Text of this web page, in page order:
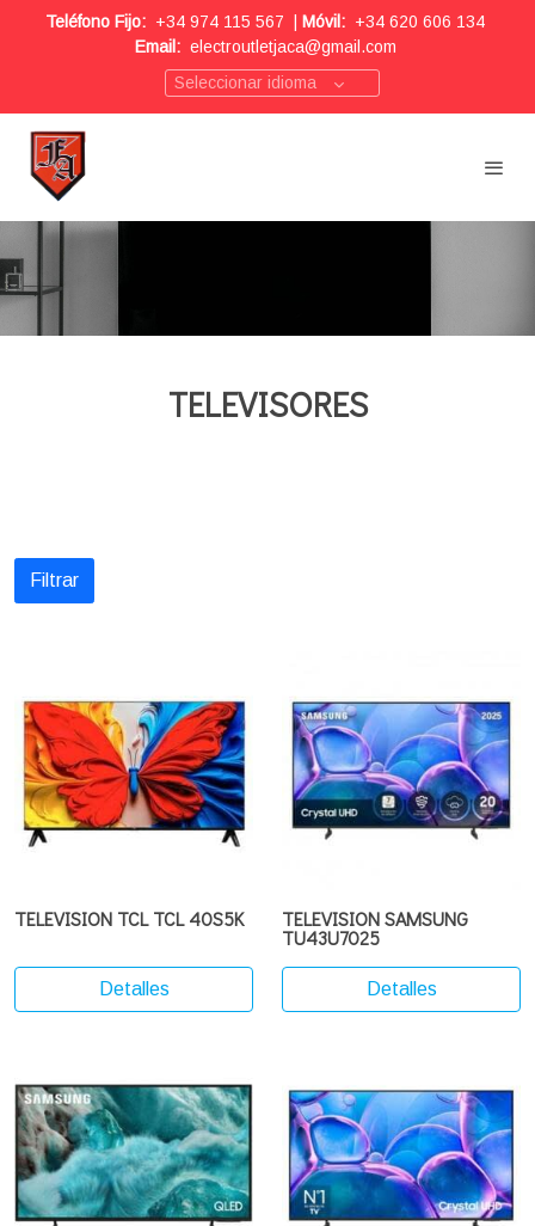
Teléfono Fijo: +34 974 115 567 Móvil: +34 620 606 134
Email: electroutletjaca@gmail.com
Seleccionar idioma
TELEVISORES
Filtrar
TELEVISION TCL TCL 40S5K
Detalles
TELEVISION SAMSUNG
TU43U7025
Detalles